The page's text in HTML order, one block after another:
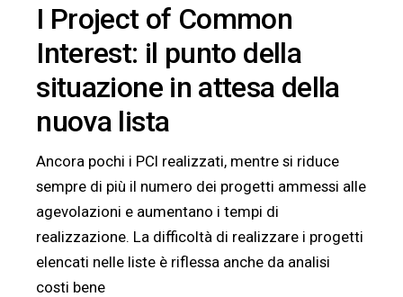
I Project of Common
Interest: il punto della
situazione in attesa della
nuova lista
Ancora pochi i PCI realizzati, mentre si riduce
sempre di più il numero dei progetti ammessi alle
agevolazioni e aumentano i tempi di
realizzazione. La difficoltà di realizzare i progetti
elencati nelle liste è riflessa anche da analisi
costi bene